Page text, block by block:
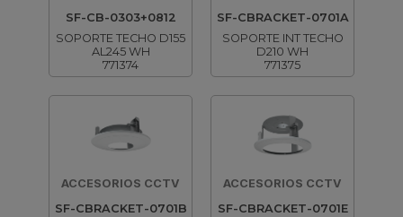
SF-CB-0303+0812
SOPORTE TECHO D155
AL245 WH
771374
SF-CBRACKET-0701A
SOPORTE INT TECHO
D210 WH
771375
ACCESORIOS CCTV
SF-CBRACKET-0701B
ACCESORIOS CCTV
SF-CBRACKET-0701E